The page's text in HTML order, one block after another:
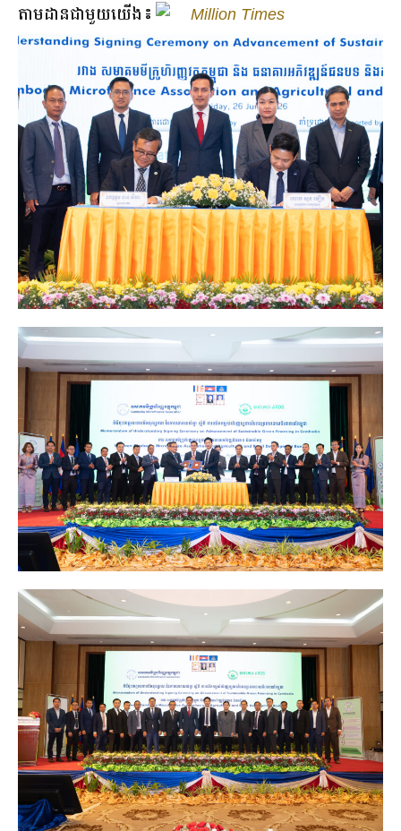
តាមដានជាមួយយើង៖ Million Times